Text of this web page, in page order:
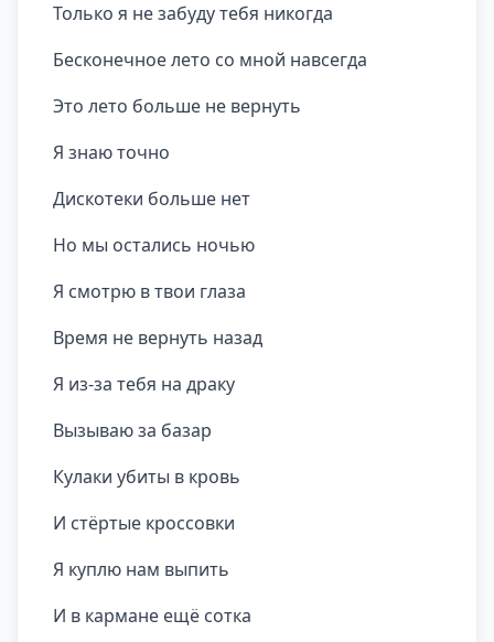
Только я не забуду тебя никогда
Бесконечное лето со мной навсегда
Это лето больше не вернуть
Я знаю точно
Дискотеки больше нет
Но мы остались ночью
Я смотрю в твои глаза
Время не вернуть назад
Я из-за тебя на драку
Вызываю за базар
Кулаки убиты в кровь
И стёртые кроссовки
Я куплю нам выпить
И в кармане ещё сотка